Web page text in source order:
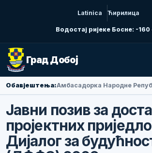
Latinica Ћирилица
Водостај ријеке Босне: -160
Град Добој
Обавјештења:
Јавни позив за
пројектних
Дијалог за